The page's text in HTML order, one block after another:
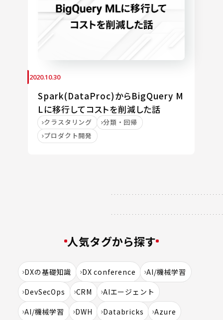
2020.10.30
Spark(DataProc)からBigQuery M
Lに移行してコストを削減した話
クラスタリング
分類・回帰
プロダクト開発
人気タグから探す
DXの基礎知識 DX conference
AI/機械学習
DevSecOps
CRM
AIエージェント
AI/機械学習
DWH Databricks
Azure